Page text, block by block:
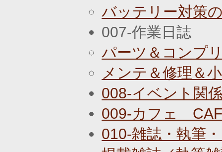
バッテリー対策
007-作業日誌
パーツ＆コンプ
メンテ＆修理＆
008-イベント関
009-カフェ
010-雑誌・執筆